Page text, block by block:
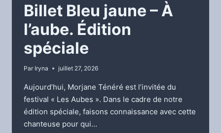
Billet Bleu jaune – À
l’aube. Édition
spéciale
Par Iryna juillet 27, 2026
Aujourd’hui, Morjane Ténéré est l’invitée du
festival « Les Aubes ». Dans le cadre de notre
édition spéciale, faisons connaissance avec cette
chanteuse pour qui…